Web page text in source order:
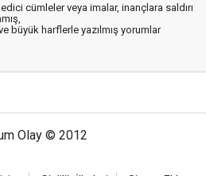
cümleler veya imalar, inançlara saldırı
büyük harflerle yazılmış yorumlar
Olay © 2012